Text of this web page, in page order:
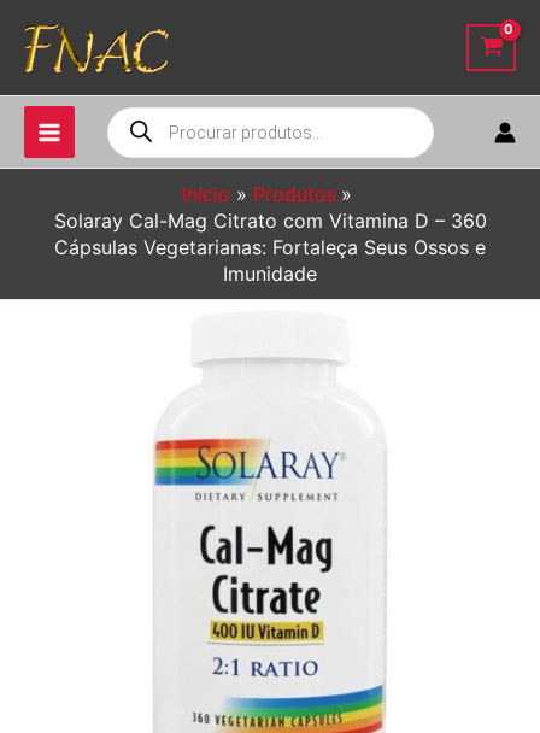
para
conteúdo
Pesquisar
produtos
Início
Produtos
Solaray Cal-Mag Citrato com Vitamina D – 360
Cápsulas Vegetarianas: Fortaleça Seus Ossos e
Imunidade